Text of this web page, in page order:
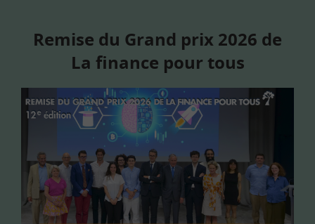
Remise du Grand prix 2026 de
La finance pour tous